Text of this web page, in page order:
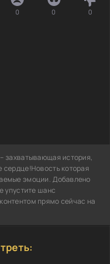
0 0 0
захватывающая история,
сердце!Новость которая
эмоции. Добавлено
упустите шанс
прямо сейчас на